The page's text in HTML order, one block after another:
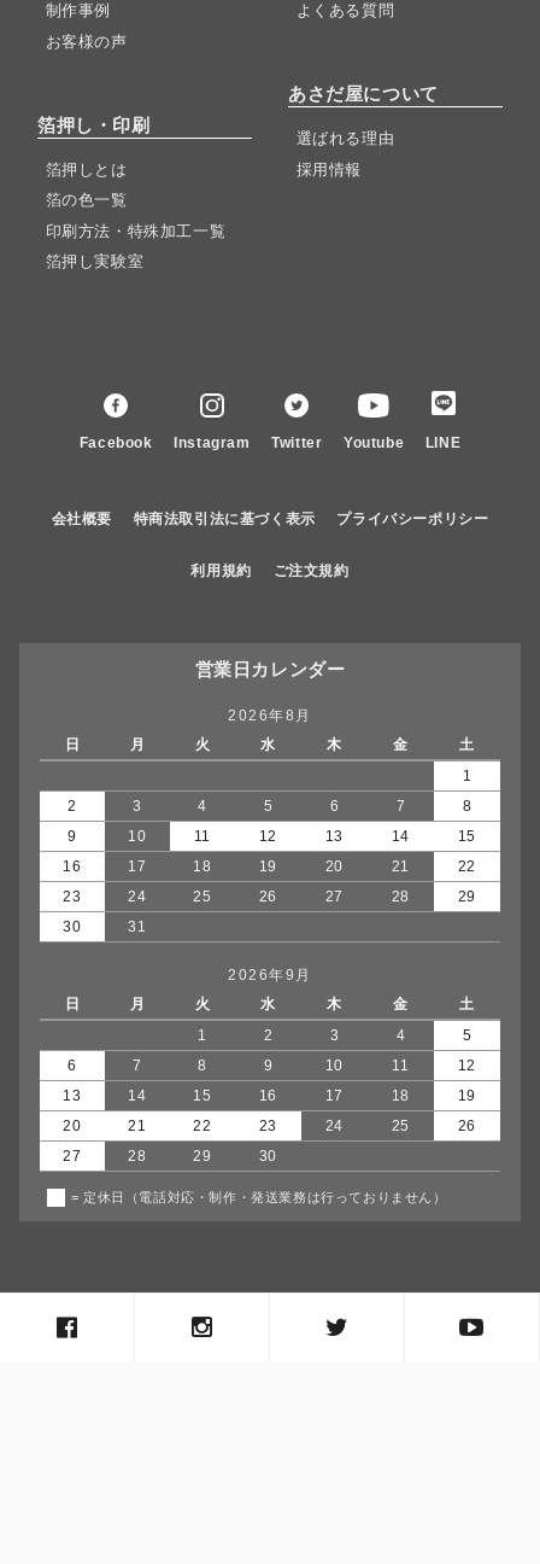
制作事例
お客様の声
箔押し・印刷
箔押しとは
箔の色一覧
印刷方法・特殊加工一覧
箔押し実験室
よくある質問
あさだ屋について
選ばれる理由
採用情報
Facebook Instagram Twitter Youtube LINE
会社概要 特商法取引法に基づく表示 プライバシーポリシー
利用規約 ご注文規約
営業日カレンダー
2026年8月
日
月 火 水 木 金
土
1
2
3 4 5 6 7
8
9
10 11 12 13 14
15
16
17 18 19 20 21
22
23
24 25 26 27 28
29
30
31
2026年9月
日
月 火 水 木 金
土
1
2 3 4
5
6
7 8 9 10 11
12
13
14 15 16 17 18
19
20
21 22 23 24 25
26
27
28 29 30
= 定休日（電話対応・制作・発送業務は行っておりません）
copyright© agumiiro all rights reserved.